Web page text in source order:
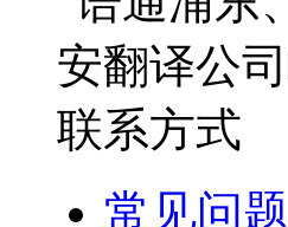
常见问题